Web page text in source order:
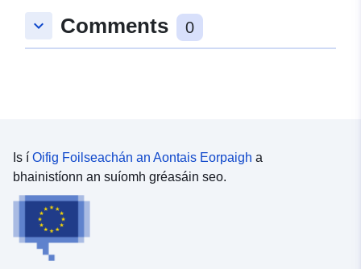
keyboard_arrow_down Comments 0
Is í Oifig Foilseachán an Aontais Eorpaigh a
bhainistíonn an suíomh gréasáin seo.